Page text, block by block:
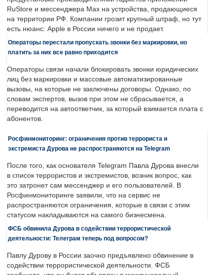
RuStore и мессенджера Max на устройства, продающиеся
на территории РФ. Компании грозит крупный штраф, но тут
есть нюанс: Apple в России ничего и не продает.
Операторы перестали пропускать звонки без маркировки, но
платить за них все равно приходится
Операторы связи начали блокировать звонки юридических
лиц без маркировки и массовые автоматизированные
вызовы, на которые не заключены договоры. Однако, по
словам экспертов, вызов при этом не сбрасывается, а
переводится на автоответчик, за который взимается плата с
абонентов.
Росфинмониторинг: ограничения против террориста и
экстремиста Дурова не распространяются на Telegram
После того, как основателя Telegram Павла Дурова внесли
в список террористов и экстремистов, возник вопрос, как
это затронет сам мессенджер и его пользователей. В
Росфинмониторинге заявили, что на сервис не
распространяются ограничения, которые в связи с этим
статусом накладываются на самого бизнесмена.
ФСБ обвинила Дурова в содействии террористической
деятельности: Телеграм теперь под вопросом?
Павлу Дурову в России заочно предъявлено обвинение в
содействии террористической деятельности. ФСБ